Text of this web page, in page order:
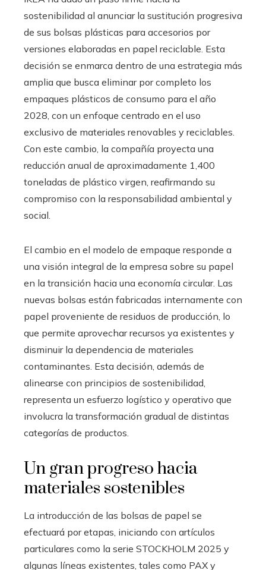
sostenibilidad al anunciar la sustitución progresiva
de sus bolsas plásticas para accesorios por
versiones elaboradas en papel reciclable. Esta
decisión se enmarca dentro de una estrategia más
amplia que busca eliminar por completo los
empaques plásticos de consumo para el año
2028, con un enfoque centrado en el uso
exclusivo de materiales renovables y reciclables.
Con este cambio, la compañía proyecta una
reducción anual de aproximadamente 1,400
toneladas de plástico virgen, reafirmando su
compromiso con la responsabilidad ambiental y
social.
El cambio en el modelo de empaque responde a
una visión integral de la empresa sobre su papel
en la transición hacia una economía circular. Las
nuevas bolsas están fabricadas internamente con
papel proveniente de residuos de producción, lo
que permite aprovechar recursos ya existentes y
disminuir la dependencia de materiales
contaminantes. Esta decisión, además de
alinearse con principios de sostenibilidad,
representa un esfuerzo logístico y operativo que
involucra la transformación gradual de distintas
categorías de productos.
Un gran progreso hacia
materiales sostenibles
La introducción de las bolsas de papel se
efectuará por etapas, iniciando con artículos
particulares como la serie STOCKHOLM 2025 y
algunas líneas existentes, tales como PAX y